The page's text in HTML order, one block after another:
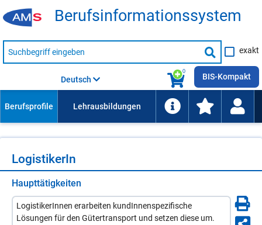
Be­rufs­in­for­ma­ti­ons­sys­tem
Suche
nach
Suche
starten
exakt
0
Deutsch BIS-Kompakt
Lo­gis­ti­ke­rIn
Haupttätigkeiten
LogistikerInnen erarbeiten kundInnenspezifische
Lösungen für den Gütertransport und setzen diese um.